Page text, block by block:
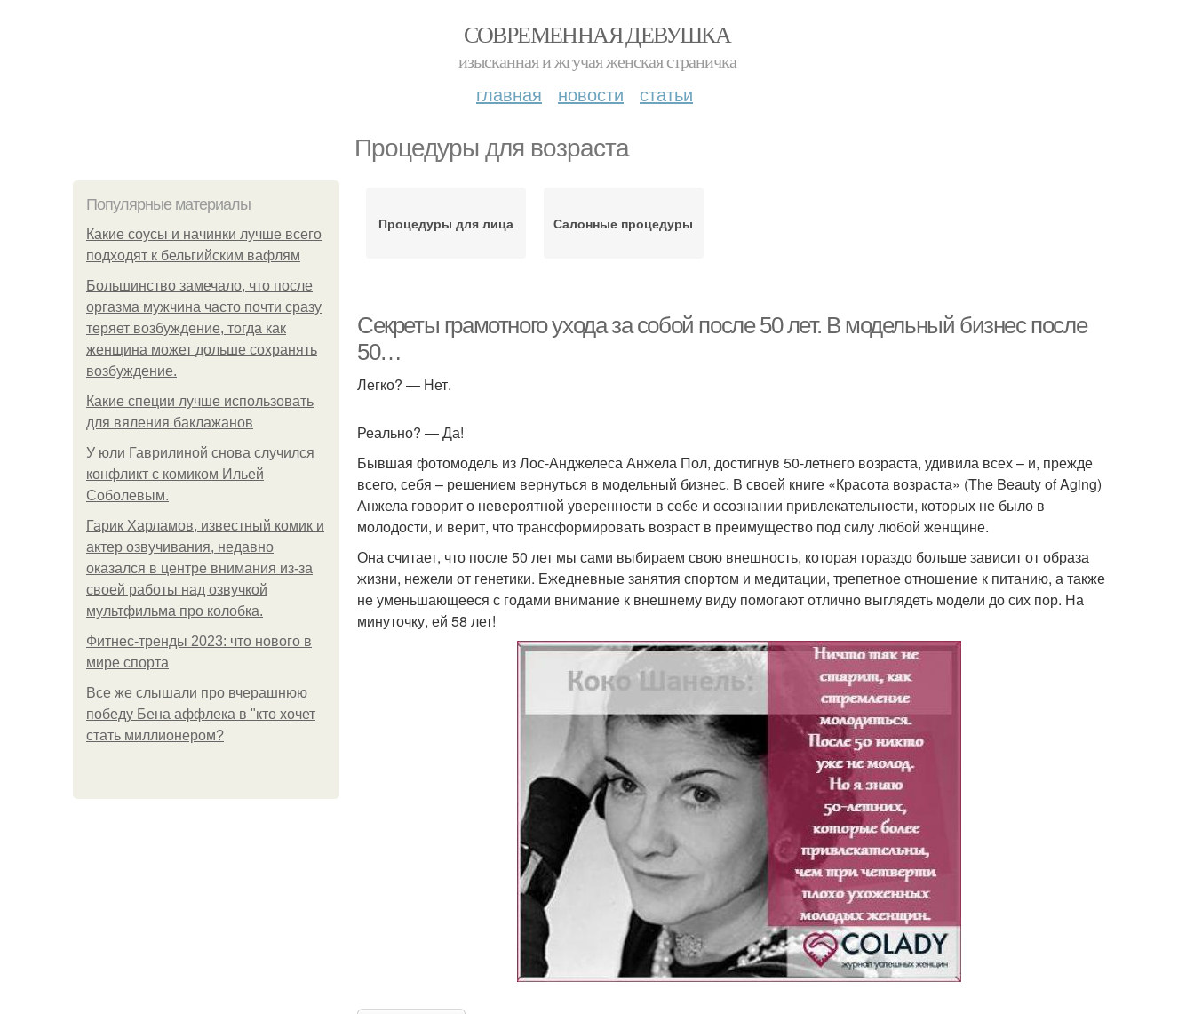
СОВРЕМЕННАЯ ДЕВУШКА
изысканная и жгучая женская страничка
главная новости статьи
Процедуры для возраста
Популярные материалы
Какие соусы и начинки лучше всего
подходят к бельгийским вафлям
Большинство замечало, что после
оргазма мужчина часто почти сразу
теряет возбуждение, тогда как
женщина может дольше сохранять
возбуждение.
Какие специи лучше использовать
для вяления баклажанов
У юли Гаврилиной снова случился
конфликт с комиком Ильей
Соболевым.
Гарик Харламов, известный комик и
актер озвучивания, недавно
оказался в центре внимания из-за
своей работы над озвучкой
мультфильма про колобка.
Фитнес-тренды 2023: что нового в
мире спорта
Все же слышали про вчерашнюю
победу Бена аффлека в "кто хочет
стать миллионером?
Процедуры для лица Салонные процедуры
Секреты грамотного ухода за собой после 50 лет. В модельный бизнес после
50…
Легко? — Нет.
Реально? — Да!
Бывшая фотомодель из Лос-Анджелеса Анжела Пол, достигнув 50-летнего возраста, удивила всех – и, прежде
всего, себя – решением вернуться в модельный бизнес. В своей книге «Красота возраста» (The Beauty of Aging)
Анжела говорит о невероятной уверенности в себе и осознании привлекательности, которых не было в
молодости, и верит, что трансформировать возраст в преимущество под силу любой женщине.
Она считает, что после 50 лет мы сами выбираем свою внешность, которая гораздо больше зависит от образа
жизни, нежели от генетики. Ежедневные занятия спортом и медитации, трепетное отношение к питанию, а также
не уменьшающееся с годами внимание к внешнему виду помогают отлично выглядеть модели до сих пор. На
минуточку, ей 58 лет!